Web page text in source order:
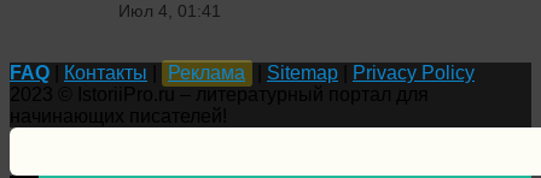
Июл 4, 01:41
FAQ Контакты Реклама Sitemap
Privacy Policy